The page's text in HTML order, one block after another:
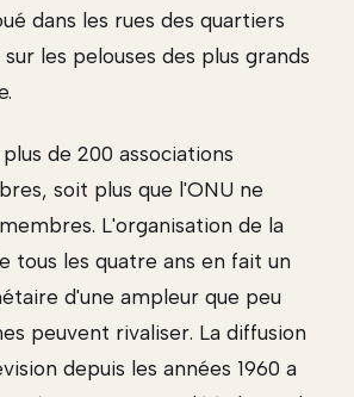
dans les rues des quartiers
les pelouses des plus grands
de 200 associations
soit plus que l'ONU ne
L'organisation de la
tous les quatre ans en fait un
d'une ampleur que peu
peuvent rivaliser. La diffusion
depuis les années 1960 a